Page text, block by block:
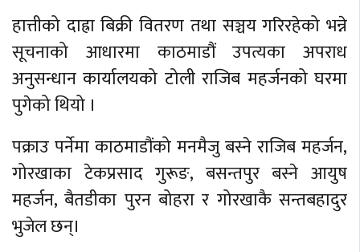
हात्तीको दाह्रा बिक्री वितरण तथा सञ्चय गरिरहेको भन्ने
सूचनाको आधारमा काठमाडौं उपत्यका अपराध
अनुसन्धान कार्यालयको टोली राजिब महर्जनको घरमा
पुगेको थियो ।
पक्राउ पर्नेमा काठमाडौंको मनमैजु बस्ने राजिब महर्जन,
गोरखाका टेकप्रसाद गुरूङ, बसन्तपुर बस्ने आयुष
महर्जन, बैतडीका पुरन बोहरा र गोरखाकै सन्तबहादुर
भुजेल छन्।